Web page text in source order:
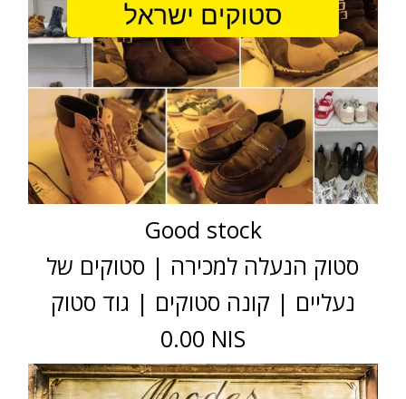
Good stock
סטוק הנעלה למכירה | סטוקים של
נעליים | קונה סטוקים | גוד סטוק
0.00 NIS